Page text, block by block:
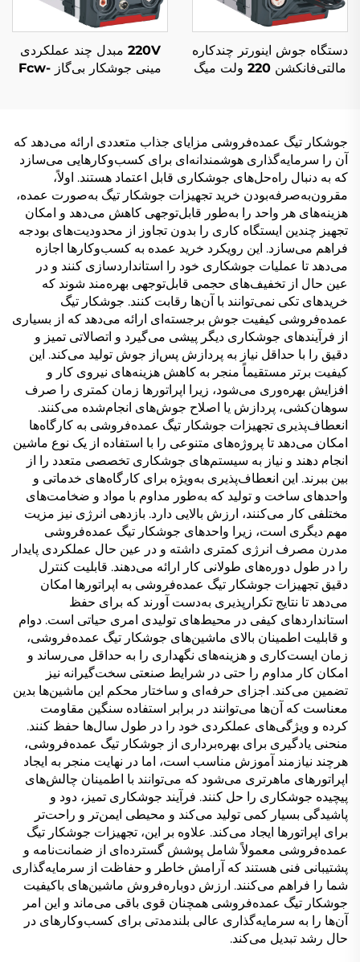
دستگاه جوش اینورتر چندکاره
مالتی‌فانکشن 220 ولت میگ
220V مبدل چند عملکردی
مینی جوشکار بی‌گاز Fcw-
جوشکار تیگ عمده‌فروشی مزایای جذاب متعددی ارائه می‌دهد که
آن را سرمایه‌گذاری هوشمندانه‌ای برای کسب‌وکارهایی می‌سازد
که به دنبال راه‌حل‌های جوشکاری قابل اعتماد هستند. اولاً،
مقرون‌به‌صرفه‌بودن خرید تجهیزات جوشکار تیگ به‌صورت عمده،
هزینه‌های هر واحد را به‌طور قابل‌توجهی کاهش می‌دهد و امکان
تجهیز چندین ایستگاه کاری را بدون تجاوز از محدودیت‌های بودجه
فراهم می‌سازد. این رویکرد خرید عمده به کسب‌وکارها اجازه
می‌دهد تا عملیات جوشکاری خود را استانداردسازی کنند و در
عین حال از تخفیف‌های حجمی قابل‌توجهی بهره‌مند شوند که
خریدهای تکی نمی‌توانند با آن‌ها رقابت کنند. جوشکار تیگ
عمده‌فروشی کیفیت جوش برجسته‌ای ارائه می‌دهد که از بسیاری
از فرآیندهای جوشکاری دیگر پیشی می‌گیرد و اتصالاتی تمیز و
دقیق را با حداقل نیاز به پردازش پس‌از جوش تولید می‌کند. این
کیفیت برتر مستقیماً منجر به کاهش هزینه‌های نیروی کار و
افزایش بهره‌وری می‌شود، زیرا اپراتورها زمان کمتری را صرف
سوهان‌کشی، پردازش یا اصلاح جوش‌های انجام‌شده می‌کنند.
انعطاف‌پذیری تجهیزات جوشکار تیگ عمده‌فروشی به کارگاه‌ها
امکان می‌دهد تا پروژه‌های متنوعی را با استفاده از یک نوع ماشین
انجام دهند و نیاز به سیستم‌های جوشکاری تخصصی متعدد را از
بین ببرند. این انعطاف‌پذیری به‌ویژه برای کارگاه‌های خدماتی و
واحدهای ساخت و تولید که به‌طور مداوم با مواد و ضخامت‌های
مختلفی کار می‌کنند، ارزش بالایی دارد. بازدهی انرژی نیز مزیت
مهم دیگری است، زیرا واحدهای جوشکار تیگ عمده‌فروشی
مدرن مصرف انرژی کمتری داشته و در عین حال عملکردی پایدار
را در طول دوره‌های طولانی کار ارائه می‌دهند. قابلیت کنترل
دقیق تجهیزات جوشکار تیگ عمده‌فروشی به اپراتورها امکان
می‌دهد تا نتایج تکرارپذیری به‌دست آورند که برای حفظ
استانداردهای کیفی در محیط‌های تولیدی امری حیاتی است. دوام
و قابلیت اطمینان بالای ماشین‌های جوشکار تیگ عمده‌فروشی،
زمان ایست‌کاری و هزینه‌های نگهداری را به حداقل می‌رساند و
امکان کار مداوم را حتی در شرایط صنعتی سخت‌گیرانه نیز
تضمین می‌کند. اجزای حرفه‌ای و ساختار محکم این ماشین‌ها بدین
معناست که آن‌ها می‌توانند در برابر استفاده سنگین مقاومت
کرده و ویژگی‌های عملکردی خود را در طول سال‌ها حفظ کنند.
منحنی یادگیری برای بهره‌برداری از جوشکار تیگ عمده‌فروشی،
هرچند نیازمند آموزش مناسب است، اما در نهایت منجر به ایجاد
اپراتورهای ماهرتری می‌شود که می‌توانند با اطمینان چالش‌های
پیچیده جوشکاری را حل کنند. فرآیند جوشکاری تمیز، دود و
پاشیدگی بسیار کمی تولید می‌کند و محیطی ایمن‌تر و راحت‌تر
برای اپراتورها ایجاد می‌کند. علاوه بر این، تجهیزات جوشکار تیگ
عمده‌فروشی معمولاً شامل پوشش گسترده‌ای از ضمانت‌نامه و
پشتیبانی فنی هستند که آرامش خاطر و حفاظت از سرمایه‌گذاری
شما را فراهم می‌کنند. ارزش دوباره‌فروش ماشین‌های باکیفیت
جوشکار تیگ عمده‌فروشی همچنان قوی باقی می‌ماند و این امر
آن‌ها را به سرمایه‌گذاری عالی بلندمدتی برای کسب‌وکارهای در
حال رشد تبدیل می‌کند.